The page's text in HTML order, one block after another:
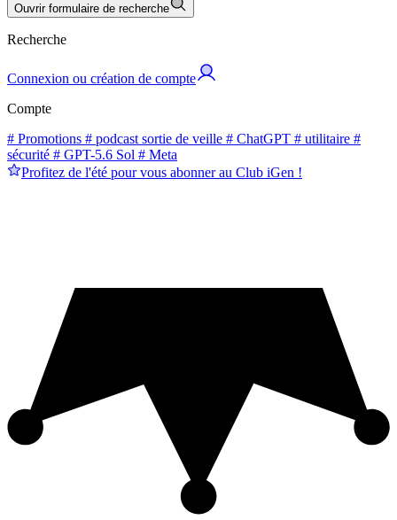
Ouvrir formulaire de recherche
Recherche
Connexion ou création de compte
Compte
# Promotions # podcast sortie de veille # ChatGPT # utilitaire #
sécurité # GPT-5.6 Sol # Meta
Profitez de l'été pour vous abonner au Club iGen !